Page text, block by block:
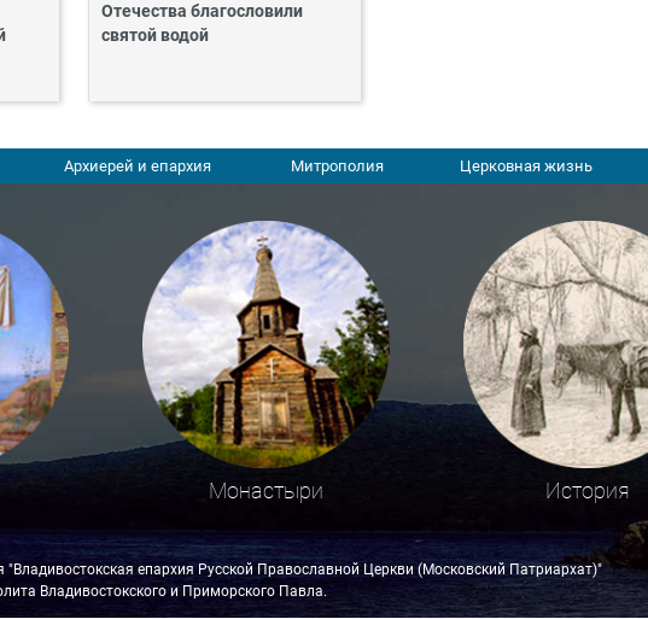
Отечества благословили
святой водой
Архиерей и епархия Митрополия Церковная жизнь
Монастыри История
"Владивостокская епархия Русской Православной Церкви (Московский Патриархат)"
Владивостокского и Приморского Павла.